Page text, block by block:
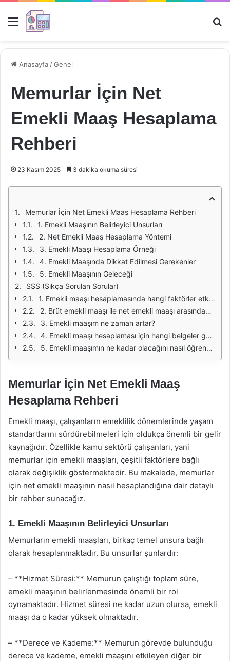
Menü
Anasayfa /Genel
Memurlar İçin Net
Emekli Maaş Hesaplama
Rehberi
23 Kasım 2025 3 dakika okuma süresi
Memurlar İçin Net Emekli Maaş Hesaplama Rehberi
1. Emekli Maaşının Belirleyici Unsurları
2. Net Emekli Maaş Hesaplama Yöntemi
3. Emekli Maaşı Hesaplama Örneği
4. Emekli Maaşında Dikkat Edilmesi Gerekenler
5. Emekli Maaşının Geleceği
SSS (Sıkça Sorulan Sorular)
1. Emekli maaşı hesaplamasında hangi faktörler etkili?
2. Brüt emekli maaşı ile net emekli maaşı arasındaki fark nedir?
3. Emekli maaşım ne zaman artar?
4. Emekli maaşı hesaplaması için hangi belgeler gereklidir?
5. Emekli maaşımın ne kadar olacağını nasıl öğrenebilirim?
Memurlar İçin Net Emekli Maaş
Hesaplama Rehberi
Emekli maaşı, çalışanların emeklilik dönemlerinde yaşam
standartlarını sürdürebilmeleri için oldukça önemli bir gelir
kaynağıdır. Özellikle kamu sektörü çalışanları, yani
memurlar için emekli maaşları, çeşitli faktörlere bağlı
olarak değişiklik göstermektedir. Bu makalede, memurlar
için net emekli maaşının nasıl hesaplandığına dair detaylı
bir rehber sunacağız.
1. Emekli Maaşının Belirleyici Unsurları
Memurların emekli maaşları, birkaç temel unsura bağlı
olarak hesaplanmaktadır. Bu unsurlar şunlardır:
– **Hizmet Süresi:** Memurun çalıştığı toplam süre,
emekli maaşının belirlenmesinde önemli bir rol
oynamaktadır. Hizmet süresi ne kadar uzun olursa, emekli
maaşı da o kadar yüksek olmaktadır.
– **Derece ve Kademe:** Memurun görevde bulunduğu
derece ve kademe, emekli maaşını etkileyen diğer bir